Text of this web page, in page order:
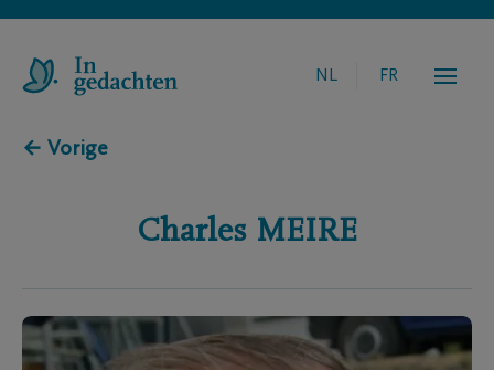
NL FR
← Vorige
Charles MEIRE